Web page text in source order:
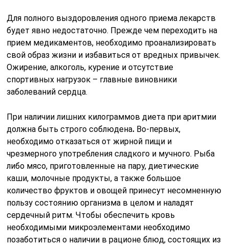
Для полного выздоровления одного приема лекарств
будет явно недостаточно. Прежде чем переходить на
прием медикаментов, необходимо проанализировать
свой образ жизни и избавиться от вредных привычек.
Ожирение, алкоголь, курение и отсутствие
спортивных нагрузок – главные виновники
заболеваний сердца.
При наличии лишних килограммов диета при аритмии
должна быть строго соблюдена. Во-первых,
необходимо отказаться от жирной пищи и
чрезмерного употребления сладкого и мучного. Рыба
либо мясо, приготовленные на пару, диетические
каши, молочные продукты, а также большое
количество фруктов и овощей принесут несомненную
пользу состоянию организма в целом и наладят
сердечный ритм. Чтобы обеспечить кровь
необходимыми микроэлементами необходимо
позаботиться о наличии в рационе блюд, состоящих из